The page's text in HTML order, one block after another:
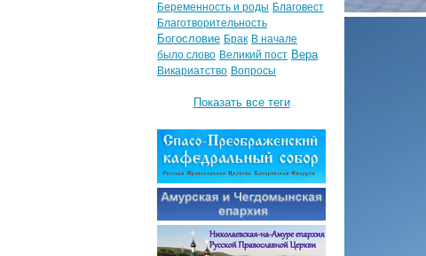
Беременность и роды Благовест
Благотворительность
Богословие Брак В начале
было слово Великий пост Вера
Викариатство Вопросы
Показать все теги